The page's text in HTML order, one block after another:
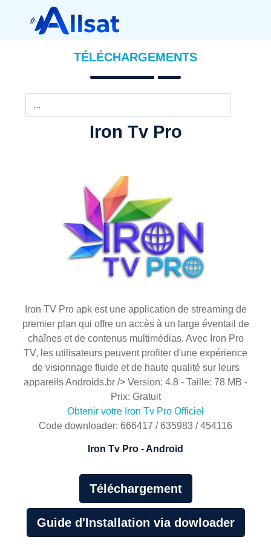
TÉLÉCHARGEMENTS
Iron Tv Pro
Iron TV Pro apk est une application de streaming de
premier plan qui offre un accès à un large éventail de
chaînes et de contenus multimédias. Avec Iron Pro
TV, les utilisateurs peuvent profiter d'une expérience
de visionnage fluide et de haute qualité sur leurs
appareils Androids.br /> Version: 4.8 - Taille: 78 MB -
Prix: Gratuit
Obtenir votre Iron Tv Pro Officiel
Code downloader: 666417 / 635983 / 454116
Iron Tv Pro - Android
Téléchargement
Guide d'Installation via dowloader